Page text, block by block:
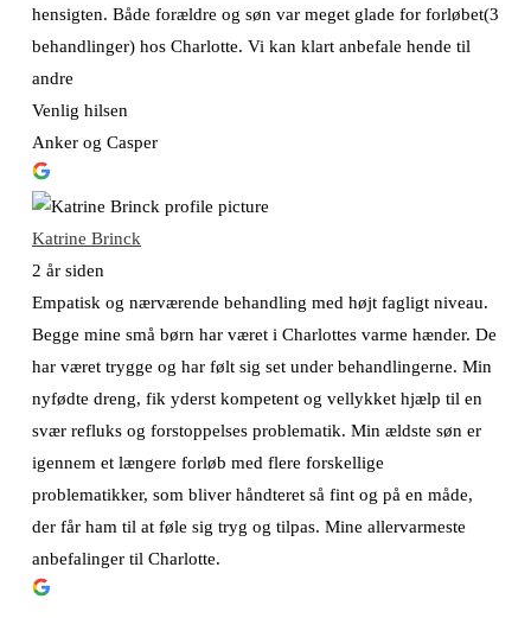
hensigten. Både forældre og søn var meget glade for forløbet(3
behandlinger) hos Charlotte. Vi kan klart anbefale hende til
andre
Venlig hilsen
Anker og Casper
Katrine Brinck
2 år siden
Empatisk og nærværende behandling med højt fagligt niveau.
Begge mine små børn har været i Charlottes varme hænder. De
har været trygge og har følt sig set under behandlingerne. Min
nyfødte dreng, fik yderst kompetent og vellykket hjælp til en
svær refluks og forstoppelses problematik. Min ældste søn er
igennem et længere forløb med flere forskellige
problematikker, som bliver håndteret så fint og på en måde,
der får ham til at føle sig tryg og tilpas. Mine allervarmeste
anbefalinger til Charlotte.